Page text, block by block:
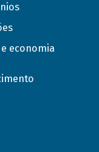
e economia